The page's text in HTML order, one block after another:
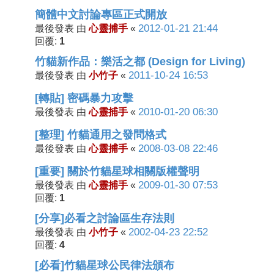
簡體中文討論專區正式開放
最後發表 由心靈捕手 « 2012-01-21 21:44
回覆: 1
竹貓新作品：樂活之都 (Design for Living)
最後發表 由 小竹子 « 2011-10-24 16:53
[轉貼] 密碼暴力攻擊
最後發表 由心靈捕手 « 2010-01-20 06:30
[整理] 竹貓通用之發問格式
最後發表 由心靈捕手 « 2008-03-08 22:46
[重要] 關於竹貓星球相關版權聲明
最後發表 由心靈捕手 « 2009-01-30 07:53
回覆: 1
[分享]必看之討論區生存法則
最後發表 由 小竹子 « 2002-04-23 22:52
回覆: 4
[必看]竹貓星球公民律法頒布